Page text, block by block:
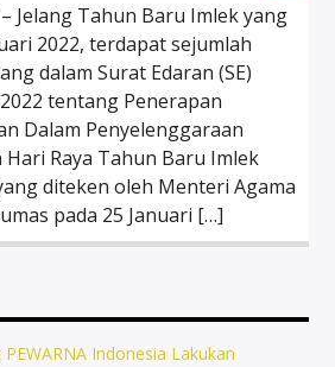
– Jelang Tahun Baru Imlek yang
2022, terdapat sejumlah
dalam Surat Edaran (SE)
tentang Penerapan
Dalam Penyelenggaraan
Hari Raya Tahun Baru Imlek
diteken oleh Menteri Agama
pada 25 Januari […]
Indonesia Lakukan